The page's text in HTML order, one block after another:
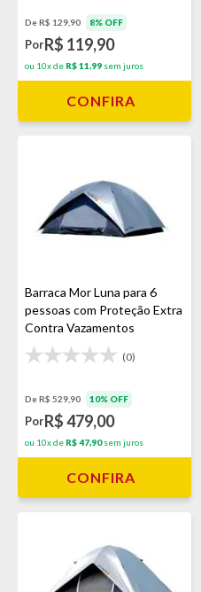
De R$ 129,90 8% OFF
PorR$ 119,90
ou 10x de R$ 11,99 sem juros
CONFIRA
Barraca Mor Luna para 6
pessoas com Proteção Extra
Contra Vazamentos
(0)
De R$ 529,90 10% OFF
PorR$ 479,00
ou 10x de R$ 47,90sem juros
CONFIRA